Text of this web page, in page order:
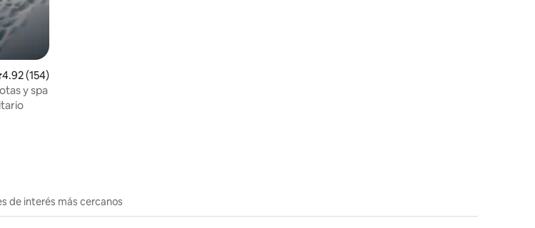
promedio: 4.92 de 5, 154 reseñas
4.92 (154)
y spa
de interés más cercanos